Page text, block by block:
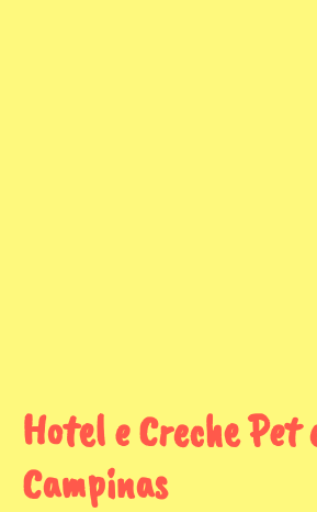
Hotel e Creche Pet
Campinas